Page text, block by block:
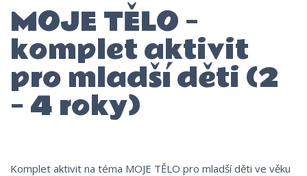
MOJE TĚLO –
komplet aktivit
pro mladší děti (2
– 4 roky)
Komplet aktivit na téma MOJE TĚLO pro mladší děti ve věku